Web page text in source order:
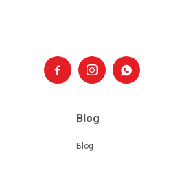
  
Blog
Blog